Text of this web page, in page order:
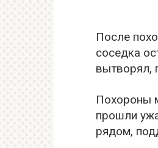
После
соседка
вытворял,
Похороны
прошли
рядом,